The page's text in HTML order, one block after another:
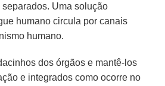
Uma solução
humano circula por canais
humano.
dos órgãos e mantê-los
e integrados como ocorre no